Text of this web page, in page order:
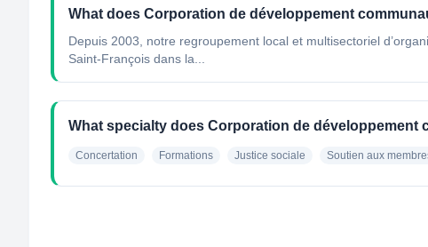
What does Corporation de développement
Depuis 2003, notre regroupement local et multisectoriel
Saint-François dans la...
What specialty does Corporation de développement
Concertation Formations Justice sociale Soutien aux